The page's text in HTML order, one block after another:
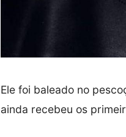
Ele foi baleado no
ainda recebeu os